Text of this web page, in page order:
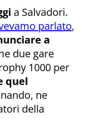
a Salvadori.
parlato,
a
due gare
1000 per
quel
ne
della